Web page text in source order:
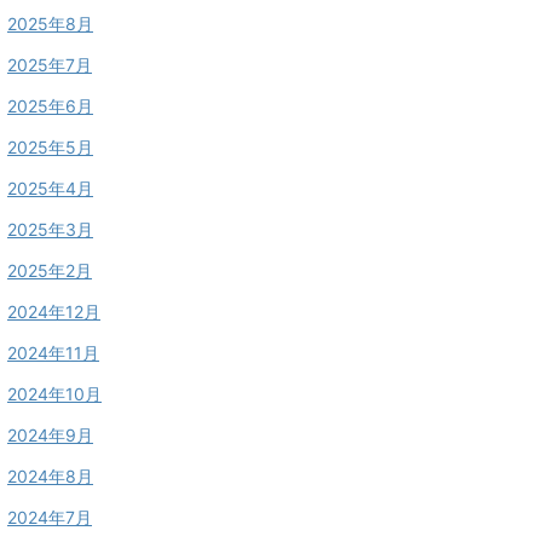
2025年8月
2025年7月
2025年6月
2025年5月
2025年4月
2025年3月
2025年2月
2024年12月
2024年11月
2024年10月
2024年9月
2024年8月
2024年7月